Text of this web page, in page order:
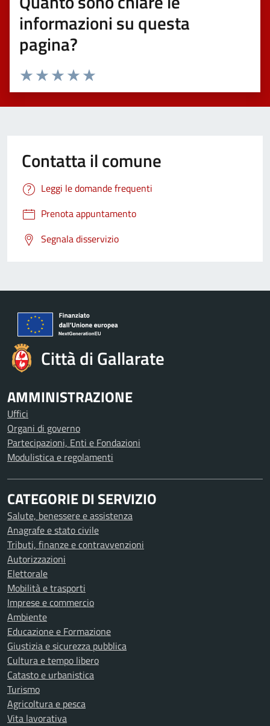
informazioni su questa
pagina?
Valuta 5 stelle su 5
Valuta 4 stelle su 5
Valuta 3 stelle su 5
Valuta 2 stelle su 5
Valuta 1 stelle su 5
Contatta il comune
Leggi le domande frequenti
Prenota appuntamento
Segnala disservizio
Città di Gallarate
AMMINISTRAZIONE
Uffici
Organi di governo
Partecipazioni, Enti e Fondazioni
Modulistica e regolamenti
CATEGORIE DI SERVIZIO
Salute, benessere e assistenza
Anagrafe e stato civile
Tributi, finanze e contravvenzioni
Autorizzazioni
Elettorale
Mobilità e trasporti
Imprese e commercio
Ambiente
Educazione e Formazione
Giustizia e sicurezza pubblica
Cultura e tempo libero
Catasto e urbanistica
Turismo
Agricoltura e pesca
Vita lavorativa